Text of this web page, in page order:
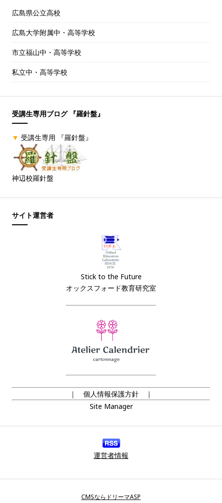
広島県公立高校
広島大学附属中・高等学校
市立福山中・高等学校
私立中・高等学校
受講生専用ブログ 『羅針盤』
▼ 受講生専用 『羅針盤』
神辺校羅針盤
サイト運営者
Stick to the Future
オックスフォード教育研究室
｜ 個人情報保護方針 ｜
Site Manager
運営者情報
CMSならドリーマASP